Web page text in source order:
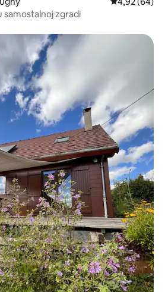
samostalnoj zgradi
s oznakom „Odabrali gosti”